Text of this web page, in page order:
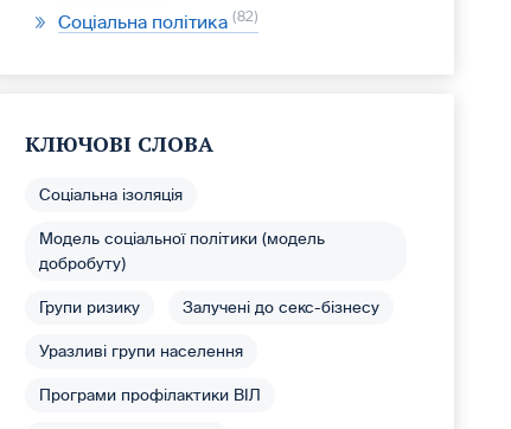
Соціальна політика 82
КЛЮЧОВІ СЛОВА
Соціальна ізоляція
Модель соціальної політики (модель
добробуту)
Групи ризику Залучені до секс-бізнесу
Уразливі групи населення
Програми профілактики ВІЛ